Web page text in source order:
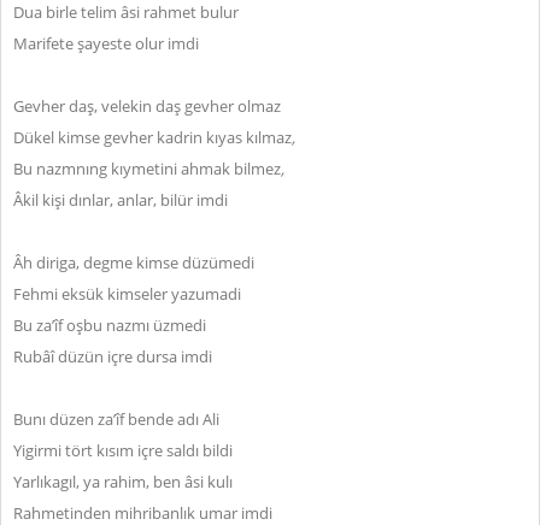
Dua birle telim âsi rahmet bulur
Marifete şayeste olur imdi
Gevher daş, velekin daş gevher olmaz
Dükel kimse gevher kadrin kıyas kılmaz,
Bu nazmnıng kıymetini ahmak bilmez,
Âkil kişi dınlar, anlar, bilür imdi
Âh diriga, degme kimse düzümedi
Fehmi eksük kimseler yazumadi
Bu za’îf oşbu nazmı üzmedi
Rubâî düzün içre dursa imdi
Bunı düzen za’îf bende adı Ali
Yigirmi tört kısım içre saldı bildi
Yarlıkagıl, ya rahim, ben âsi kulı
Rahmetinden mihribanlık umar imdi